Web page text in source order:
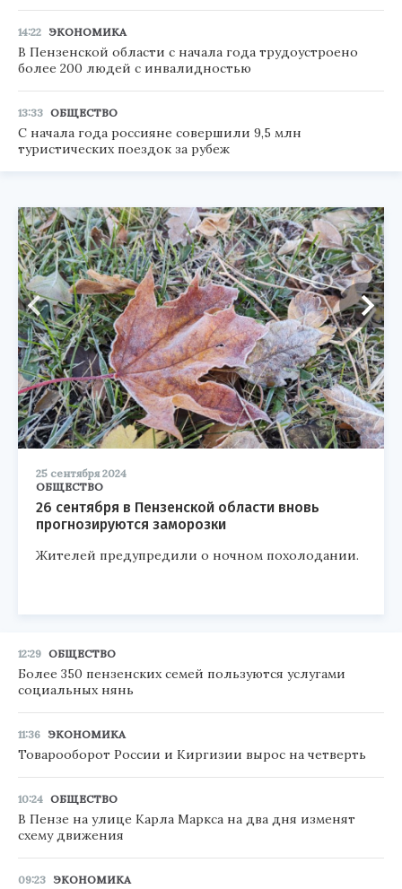
14:22 ЭКОНОМИКА
В Пензенской области с начала года трудоустроено
более 200 людей с инвалидностью
13:33 ОБЩЕСТВО
С начала года россияне совершили 9,5 млн
туристических поездок за рубеж
25 сентября 2024
ОБЩЕСТВО
26 сентября в Пензенской области вновь
прогнозируются заморозки
Жителей предупредили о ночном похолодании.
12:29 ОБЩЕСТВО
Более 350 пензенских семей пользуются услугами
социальных нянь
11:36 ЭКОНОМИКА
Товарооборот России и Киргизии вырос на четверть
10:24 ОБЩЕСТВО
В Пензе на улице Карла Маркса на два дня изменят
схему движения
09:23 ЭКОНОМИКА